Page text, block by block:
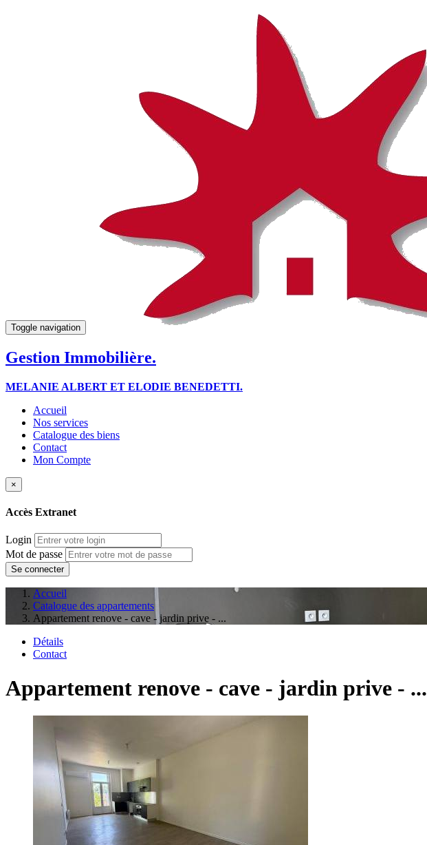
Toggle navigation
Gestion Immobilière.
MELANIE ALBERT ET ELODIE BENEDETTI.
Accueil
Nos services
Catalogue des biens
Contact
Mon Compte
×
Accès Extranet
Login
Mot de passe
Accueil
Catalogue des appartements
Appartement renove - cave - jardin prive - ...
Détails
Contact
Appartement renove - cave - jardin prive - ...